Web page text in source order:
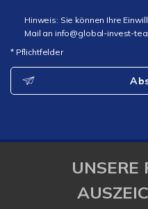
Hinweis: Sie können Ihre
Mail an info@global-invest-
* Pflichtfelder
UNSERE